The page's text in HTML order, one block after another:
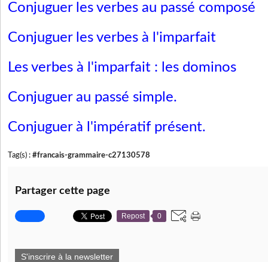
Conjuguer les verbes au passé composé
Conjuguer les verbes à l'imparfait
Les verbes à l'imparfait : les dominos
Conjuguer au passé simple.
Conjuguer à l'impératif présent.
Tag(s) : #francais-grammaire-c27130578
Partager cette page
Repost 0
S'inscrire à la newsletter